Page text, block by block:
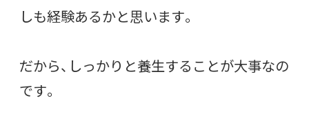
しも経験あるかと思います。
だから、しっかりと養生することが大事なの
です。